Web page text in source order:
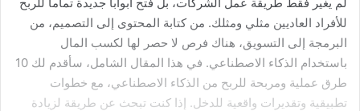
للأفراد العاديين مثلي ومثلك. من كتابة المحتوى إلى التصميم، من
البرمجة إلى التسويق، هناك فرص لا حصر لها لكسب المال
باستخدام الذكاء الاصطناعي. في هذا المقال الشامل، سأقدم لك 10
طرق عملية ومربحة للربح من الذكاء الاصطناعي، مع خطوات
تطبيقية وتقديرات واقعية للدخل. إذا كنت تبحث عن طريقة لزيادة